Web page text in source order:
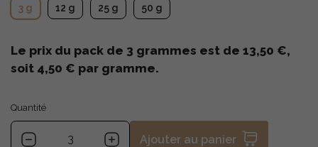
3 g 12 g 25 g 50 g
Le prix du pack de 3 grammes est de 13,50 €,
soit 4,50 € par gramme.
Quantité
Ajouter au panier